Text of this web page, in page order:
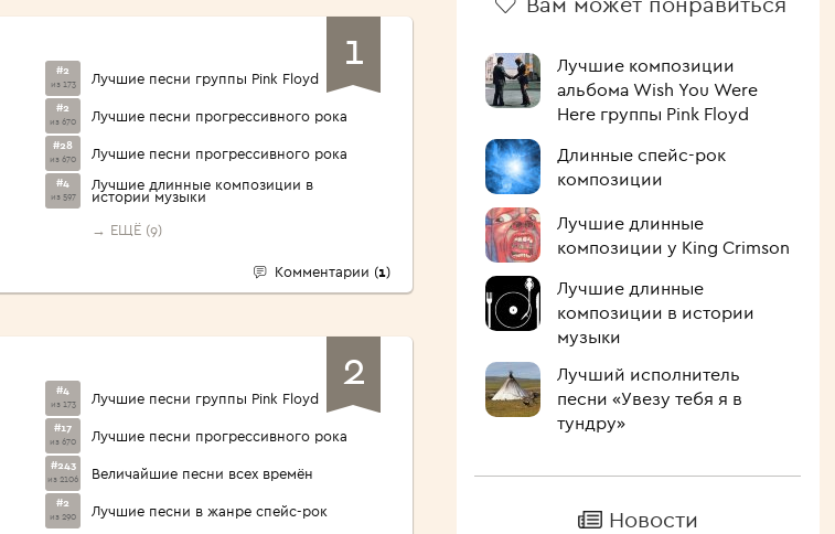
1
#2
из 173 Лучшие песни группы Pink Floyd
#2
из 670 Лучшие песни прогрессивного рока
#28
из 670 Лучшие песни прогрессивного рока
#4
из 597
Лучшие длинные композиции в
истории музыки
→ ЕЩЁ (9)
Комментарии (1)
2
#4
из 173 Лучшие песни группы Pink Floyd
#17
из 670 Лучшие песни прогрессивного рока
#243
из 2106 Величайшие песни всех времён
#2
из 290 Лучшие песни в жанре спейс-рок
Лучшие композиции
альбома Wish You Were
Here группы Pink Floyd
Длинные спейс-рок
композиции
Лучшие длинные
композиции у King Crimson
Лучшие длинные
композиции в истории
музыки
Лучший исполнитель
песни «Увезу тебя я в
тундру»
Новости